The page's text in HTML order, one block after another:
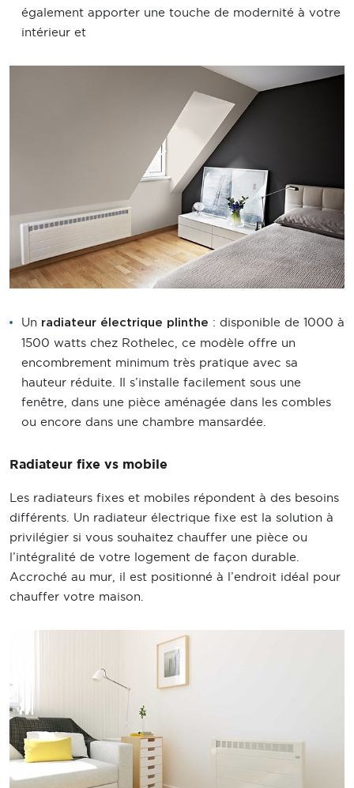
également apporter une touche de modernité à votre
intérieur et
Un radiateur électrique plinthe : disponible de 1000 à
1500 watts chez Rothelec, ce modèle offre un
encombrement minimum très pratique avec sa
hauteur réduite. Il s’installe facilement sous une
fenêtre, dans une pièce aménagée dans les combles
ou encore dans une chambre mansardée.
Radiateur fixe vs mobile
Les radiateurs fixes et mobiles répondent à des besoins
différents. Un radiateur électrique fixe est la solution à
privilégier si vous souhaitez chauffer une pièce ou
l’intégralité de votre logement de façon durable.
Accroché au mur, il est positionné à l’endroit idéal pour
chauffer votre maison.